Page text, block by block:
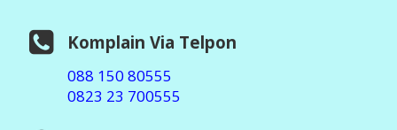
Komplain Via Telpon
088 150 80555
0823 23 700555